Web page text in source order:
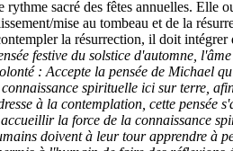
rythme sacré des fêtes annuelles. Elle
mise au tombeau et de la
la résurrection, il doit
festive du solstice d'automne,
: Accepte la pensée de Michael
spirituelle ici sur terre,
à la contemplation, cette pensée
la force de la connaissance
doivent à leur tour apprendre à